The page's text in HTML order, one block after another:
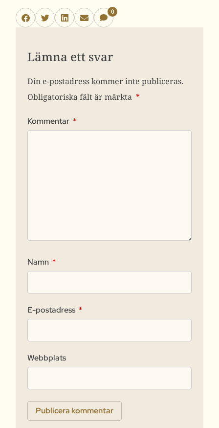
0
Lämna ett svar
Din e-postadress kommer inte publiceras.
Obligatoriska fält är märkta *
Kommentar *
Namn *
E-postadress *
Webbplats